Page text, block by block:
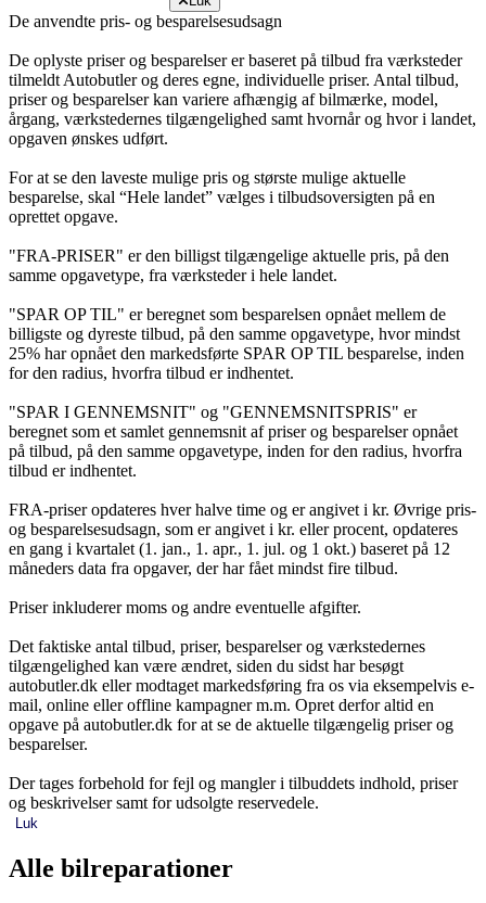
De anvendte pris- og besparelsesudsagn
De oplyste priser og besparelser er baseret på tilbud fra værksteder
tilmeldt Autobutler og deres egne, individuelle priser. Antal tilbud,
priser og besparelser kan variere afhængig af bilmærke, model,
årgang, værkstedernes tilgængelighed samt hvornår og hvor i landet,
opgaven ønskes udført.
For at se den laveste mulige pris og største mulige aktuelle
besparelse, skal “Hele landet” vælges i tilbudsoversigten på en
oprettet opgave.
"FRA-PRISER" er den billigst tilgængelige aktuelle pris, på den
samme opgavetype, fra værksteder i hele landet.
"SPAR OP TIL" er beregnet som besparelsen opnået mellem de
billigste og dyreste tilbud, på den samme opgavetype, hvor mindst
25% har opnået den markedsførte SPAR OP TIL besparelse, inden
for den radius, hvorfra tilbud er indhentet.
"SPAR I GENNEMSNIT" og "GENNEMSNITSPRIS" er
beregnet som et samlet gennemsnit af priser og besparelser opnået
på tilbud, på den samme opgavetype, inden for den radius, hvorfra
tilbud er indhentet.
FRA-priser opdateres hver halve time og er angivet i kr. Øvrige pris-
og besparelsesudsagn, som er angivet i kr. eller procent, opdateres
en gang i kvartalet (1. jan., 1. apr., 1. jul. og 1 okt.) baseret på 12
måneders data fra opgaver, der har fået mindst fire tilbud.
Priser inkluderer moms og andre eventuelle afgifter.
Det faktiske antal tilbud, priser, besparelser og værkstedernes
tilgængelighed kan være ændret, siden du sidst har besøgt
autobutler.dk eller modtaget markedsføring fra os via eksempelvis e-
mail, online eller offline kampagner m.m. Opret derfor altid en
opgave på autobutler.dk for at se de aktuelle tilgængelig priser og
besparelser.
Der tages forbehold for fejl og mangler i tilbuddets indhold, priser
og beskrivelser samt for udsolgte reservedele.
Luk
Alle bilreparationer